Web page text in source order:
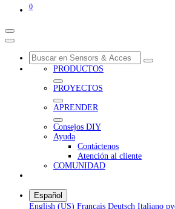
0
PRODUCTOS
PROYECTOS
APRENDER
Consejos DIY
Ayuda
Contáctenos
Atención al cliente
COMUNIDAD
Español
English (US) Français Deutsch Italiano